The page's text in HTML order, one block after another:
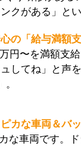
クがある」と
の「給与満額支
円〜を満額支
してね」と声
カな車両＆バ
な車両です。